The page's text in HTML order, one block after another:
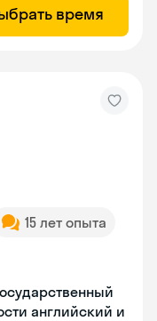
время
15 лет опыта
английский и